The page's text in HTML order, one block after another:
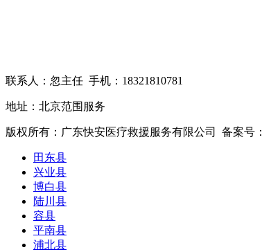
联系人：忽主任 手机：18321810781
地址：北京范围服务
版权所有：广东快安医疗救援服务有限公司 备案号：
田东县
兴业县
博白县
陆川县
容县
平南县
浦北县